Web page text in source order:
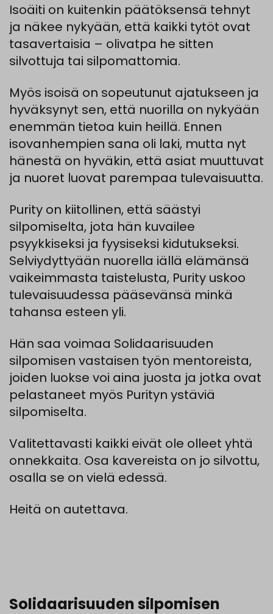
Isoäiti on kuitenkin päätöksensä tehnyt
ja näkee nykyään, että kaikki tytöt ovat
tasavertaisia – olivatpa he sitten
silvottuja tai silpomattomia.
Myös isoisä on sopeutunut ajatukseen ja
hyväksynyt sen, että nuorilla on nykyään
enemmän tietoa kuin heillä. Ennen
isovanhempien sana oli laki, mutta nyt
hänestä on hyväkin, että asiat muuttuvat
ja nuoret luovat parempaa tulevaisuutta.
Purity on kiitollinen, että säästyi
silpomiselta, jota hän kuvailee
psyykkiseksi ja fyysiseksi kidutukseksi.
Selviydyttyään nuorella iällä elämänsä
vaikeimmasta taistelusta, Purity uskoo
tulevaisuudessa pääsevänsä minkä
tahansa esteen yli.
Hän saa voimaa Solidaarisuuden
silpomisen vastaisen työn mentoreista,
joiden luokse voi aina juosta ja jotka ovat
pelastaneet myös Purityn ystäviä
silpomiselta.
Valitettavasti kaikki eivät ole olleet yhtä
onnekkaita. Osa kavereista on jo silvottu,
osalla se on vielä edessä.
Heitä on autettava.
Solidaarisuuden silpomisen